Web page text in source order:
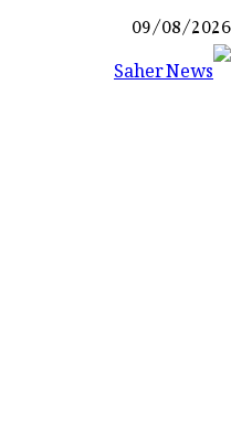
Skip
to
09/08/2026